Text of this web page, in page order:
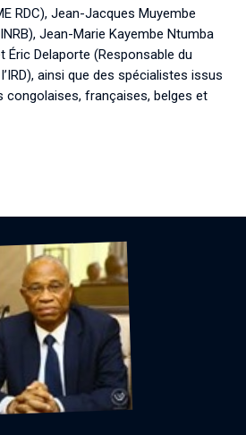
RDC), Jean-Jacques Muyembe
Jean-Marie Kayembe Ntumba
Éric Delaporte (Responsable du
ainsi que des spécialistes issus
congolaises, françaises, belges et